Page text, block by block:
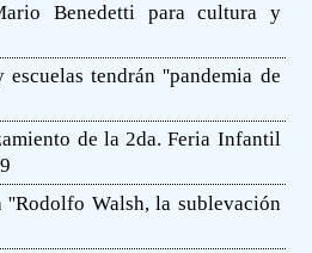
Benedetti para cultura y
tendrán ''pandemia de
de la 2da. Feria Infantil
''Rodolfo Walsh, la sublevación